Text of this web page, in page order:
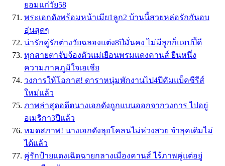
ยอมแก่วัย58
พระเอกดังพร้อมหน้าเมีย1ลูก2 บ้านนี้สวยหล่อรักกันอบ
อุ่นสุดๆ
น่ารักคู่รักต่างวัยฉลองแต่ง8ปีมั่นคง ไม่มีลูกก็แฮปปี้ดี
ทุกสายตาจับจ้องตัวแม่เยือนพรมแดงคานส์ ยืนหนึ่ง
ความภาคภูมิใจเอเชีย
วงการให้โอกาส! ดาราหนุ่มพักงานไป4ปีคัมแบ็คซีรีส์
ใหม่แล้ว
ภาพล่าสุดอดีตนางเอกดังถูกแบนออกจากวงการ ไปอยู่
อเมริกา3ปีแล้ว
หมดสภาพ! นางเอกดังลุยโคลนไม่ห่วงสวย จำลุคเดิมไม่
ได้แล้ว
คู่รักป้ายแดงเฉิดฉายกลางเมืองคานส์ ไร้ภาพคู่แต่อยู่